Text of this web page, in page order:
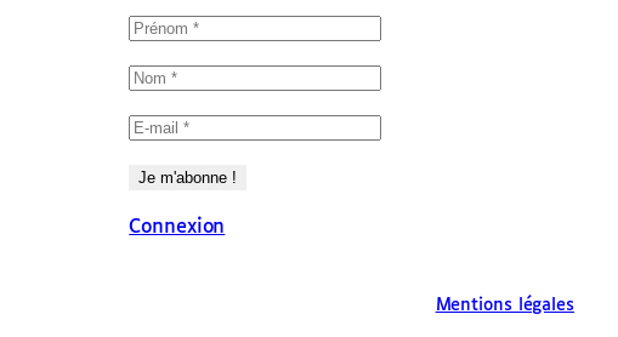
Connexion
Mentions légales